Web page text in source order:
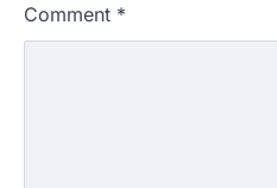
Comment *